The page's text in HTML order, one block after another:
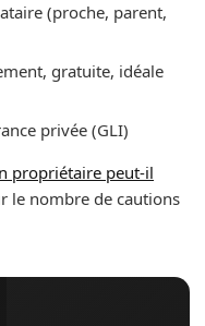
(proche, parent,
gratuite, idéale
privée (GLI)
propriétaire peut-il
le nombre de cautions